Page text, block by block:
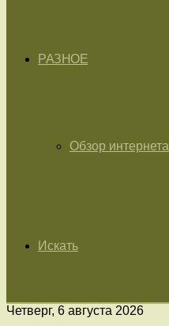
РАЗНОЕ
Обзор интернета
Искать
Четверг, 6 августа 2026